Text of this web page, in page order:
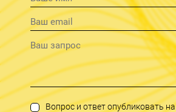
Вопрос и ответ опубликовать на